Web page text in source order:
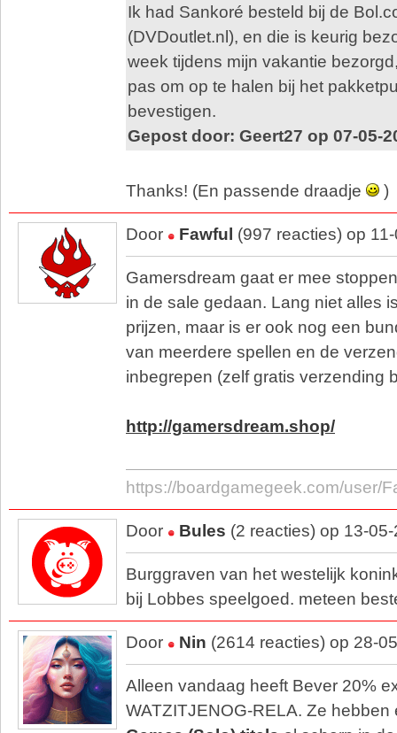
Ik had Sankoré besteld bij de
(DVDoutlet.nl), en die is keurig
week tijdens mijn vakantie
pas om op te halen bij het
bevestigen.
Gepost door: Geert27 op 07-05-
Thanks! (En passende draadje )
Door Fawful (997 reacties) op
Gamersdream gaat er mee
in de sale gedaan. Lang niet alles
prijzen, maar is er ook nog een
van meerdere spellen en de
inbegrepen (zelf gratis verzending
http://gamersdream.shop/
https://boardgamegeek.com/user/
Door Bules (2 reacties) op 13-
Burggraven van het westelijk
bij Lobbes speelgoed. meteen
Door Nin (2614 reacties) op 28-
Alleen vandaag heeft Bever 20%
WATZITJENOG-RELA. Ze